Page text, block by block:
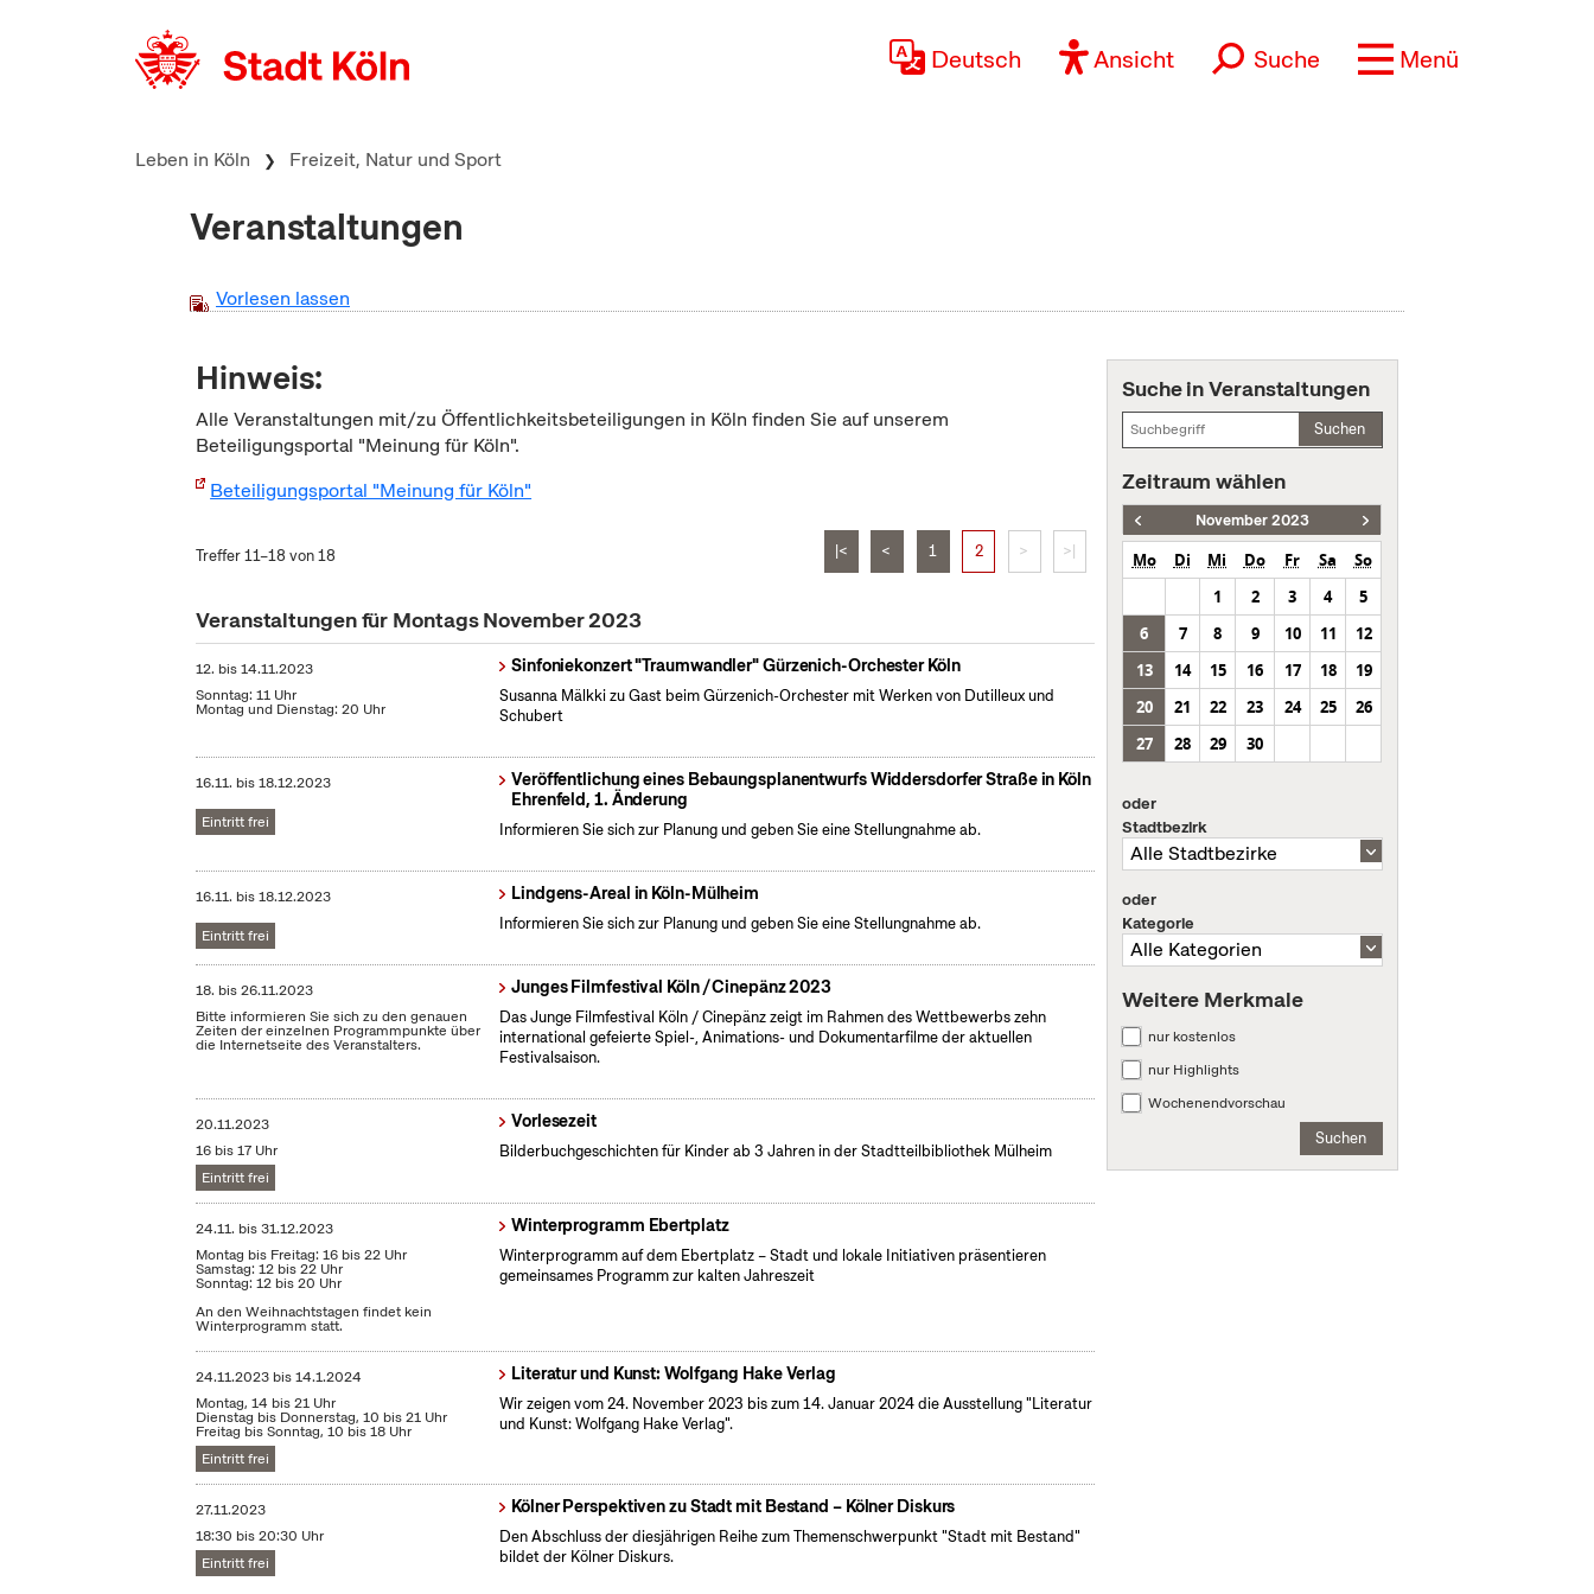
Deutsch Ansicht Suche Menü
Leben in Köln Freizeit, Natur und Sport
Veranstaltungen
Vorlesen lassen
Hinweis:
Alle Veranstaltungen mit/zu Öffentlichkeitsbeteiligungen in Köln finden Sie auf unserem
Beteiligungsportal "Meinung für Köln".
Beteiligungsportal "Meinung für Köln"
Treffer 11–18 von 18 |< < 1 2 > >|
Veranstaltungen für Montags November 2023
12. bis14.11.2023
Sonntag: 11 Uhr
Montag und Dienstag: 20 Uhr
Sinfoniekonzert "Traumwandler" Gürzenich-Orchester Köln
Susanna Mälkki zu Gast beim Gürzenich-Orchester mit Werken von Dutilleux und
Schubert
16.11. bis18.12.2023
Eintritt frei
Veröffentlichung eines Bebaungsplanentwurfs Widdersdorfer Straße in Köln
Ehrenfeld, 1. Änderung
Informieren Sie sich zur Planung und geben Sie eine Stellungnahme ab.
16.11. bis18.12.2023
Eintritt frei
Lindgens-Areal in Köln-Mülheim
Informieren Sie sich zur Planung und geben Sie eine Stellungnahme ab.
18. bis26.11.2023
Bitte informieren Sie sich zu den genauen
Zeiten der einzelnen Programmpunkte über
die Internetseite des Veranstalters.
Junges Filmfestival Köln / Cinepänz 2023
Das Junge Filmfestival Köln / Cinepänz zeigt im Rahmen des Wettbewerbs zehn
international gefeierte Spiel-, Animations- und Dokumentarfilme der aktuellen
Festivalsaison.
20.11.2023
16 bis 17 Uhr
Eintritt frei
Vorlesezeit
Bilderbuchgeschichten für Kinder ab 3 Jahren in der Stadtteilbibliothek Mülheim
24.11. bis31.12.2023
Montag bis Freitag: 16 bis 22 Uhr
Samstag: 12 bis 22 Uhr
Sonntag: 12 bis 20 Uhr
An den Weihnachtstagen findet kein
Winterprogramm statt.
Winterprogramm Ebertplatz
Winterprogramm auf dem Ebertplatz – Stadt und lokale Initiativen präsentieren
gemeinsames Programm zur kalten Jahreszeit
24.11.2023 bis14.1.2024
Montag, 14 bis 21 Uhr
Dienstag bis Donnerstag, 10 bis 21 Uhr
Freitag bis Sonntag, 10 bis 18 Uhr
Eintritt frei
Literatur und Kunst: Wolfgang Hake Verlag
Wir zeigen vom 24. November 2023 bis zum 14. Januar 2024 die Ausstellung "Literatur
und Kunst: Wolfgang Hake Verlag".
27.11.2023
18:30 bis 20:30 Uhr
Eintritt frei
Kölner Perspektiven zu Stadt mit Bestand – Kölner Diskurs
Den Abschluss der diesjährigen Reihe zum Themenschwerpunkt "Stadt mit Bestand"
bildet der Kölner Diskurs.
Suche in Veranstaltungen
Suchen
Zeitraum wählen
November 2023
Mo Di Mi Do Fr Sa
So
1
2 3 4
5
6
7 8 9 10 11
12
13
14 15 16 17 18
19
20
21 22 23 24 25
26
27
28 29 30
oder
Stadtbezirk
oder
Kategorie
Weitere Merkmale
nur kostenlos
nur Highlights
Wochenendvorschau
Suchen